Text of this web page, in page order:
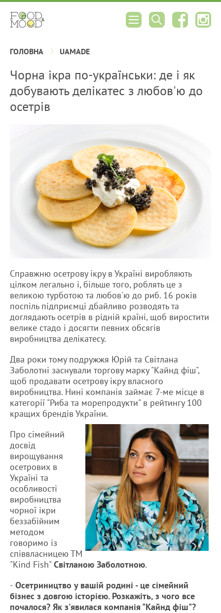
ГОЛОВНА UAMADE
Чорна ікра по-українськи: де і як
добувають делікатес з любов'ю до
осетрів
Справжню осетрову ікру в Україні виробляють
цілком легально і, більше того, роблять це з
великою турботою та любов'ю до риб. 16 років
поспіль підприємці дбайливо розводять та
доглядають осетрів в рідній країні, щоб виростити
велике стадо і досягти певних обсягів
виробництва делікатесу.
Два роки тому подружжя Юрій та Світлана
Заболотні заснували торгову марку "Кайнд фіш",
щоб продавати осетрову ікру власного
виробництва. Нині компанія займає 7-ме місце в
категорії "Риба та морепродукти" в рейтингу 100
кращих брендів України.
Про сімейний
досвід
вирощування
осетрових в
Україні та
особливості
виробництва
чорної ікри
беззабійним
методом
говоримо із
співвласницею ТМ
"Kind Fish" Світланою Заболотною.
- Осетриництво у вашій родині - це сімейний
бізнес з довгою історією. Розкажіть, з чого все
почалося? Як з'явилася компанія "Кайнд фіш"?